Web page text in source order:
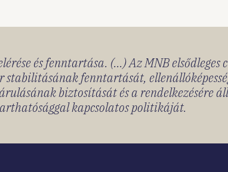
és fenntartása. (...) Az MNB elsődleges
fenntartását,
biztosítását és a rendelkezésére
kapcsolatos politikáját.